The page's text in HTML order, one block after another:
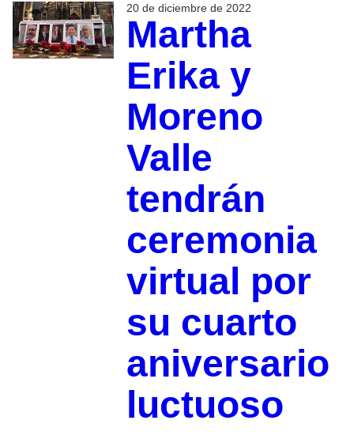
20 de diciembre de 2022
Martha
Erika y
Moreno
Valle
tendrán
ceremonia
virtual por
su cuarto
aniversario
luctuoso